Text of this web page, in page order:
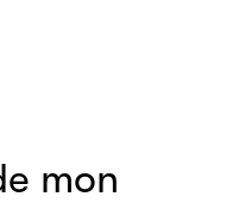
mon